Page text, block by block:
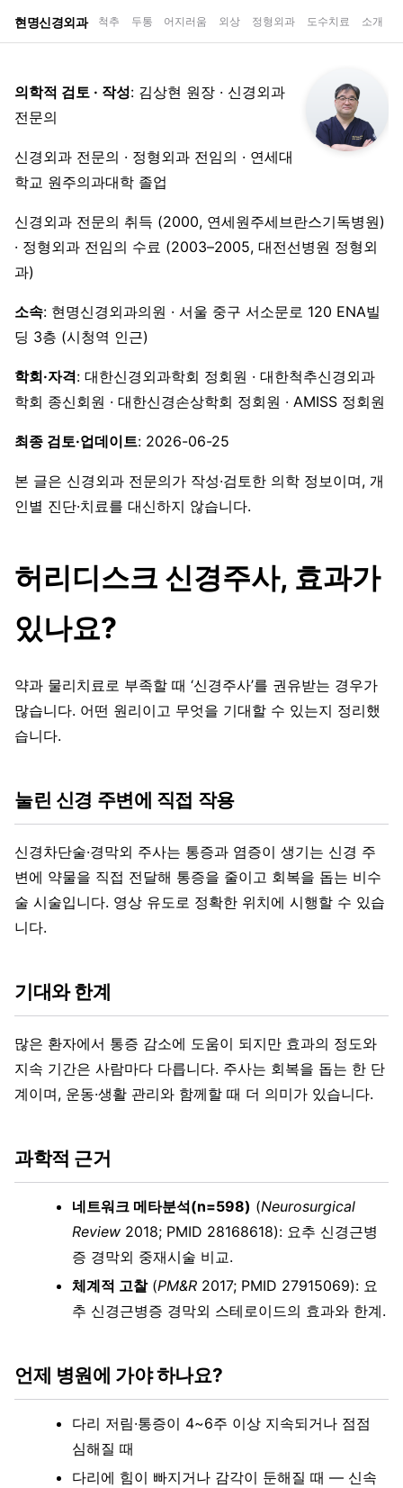
현명신경외과 척추 두통 어지러움 외상 정형외과 도수치료 소개
의학적 검토 · 작성: 김상현 원장 · 신경외과
전문의
신경외과 전문의 · 정형외과 전임의 · 연세대
학교 원주의과대학 졸업
신경외과 전문의 취득 (2000, 연세원주세브란스기독병원)
· 정형외과 전임의 수료 (2003–2005, 대전선병원 정형외
과)
소속: 현명신경외과의원 · 서울 중구 서소문로 120 ENA빌
딩 3층 (시청역 인근)
학회·자격: 대한신경외과학회 정회원 · 대한척추신경외과
학회 종신회원 · 대한신경손상학회 정회원 · AMISS 정회원
최종 검토·업데이트: 2026-06-25
본 글은 신경외과 전문의가 작성·검토한 의학 정보이며, 개
인별 진단·치료를 대신하지 않습니다.
허리디스크 신경주사, 효과가
있나요?
약과 물리치료로 부족할 때 ‘신경주사’를 권유받는 경우가
많습니다. 어떤 원리이고 무엇을 기대할 수 있는지 정리했
습니다.
눌린 신경 주변에 직접 작용
신경차단술·경막외 주사는 통증과 염증이 생기는 신경 주
변에 약물을 직접 전달해 통증을 줄이고 회복을 돕는 비수
술 시술입니다. 영상 유도로 정확한 위치에 시행할 수 있습
니다.
기대와 한계
많은 환자에서 통증 감소에 도움이 되지만 효과의 정도와
지속 기간은 사람마다 다릅니다. 주사는 회복을 돕는 한 단
계이며, 운동·생활 관리와 함께할 때 더 의미가 있습니다.
과학적 근거
네트워크 메타분석(n=598) (Neurosurgical
Review 2018; PMID 28168618): 요추 신경근병
증 경막외 중재시술 비교.
체계적 고찰(PM&R 2017; PMID 27915069): 요
추 신경근병증 경막외 스테로이드의 효과와 한계.
언제 병원에 가야 하나요?
다리 저림·통증이 4~6주 이상 지속되거나 점점
심해질 때
다리에 힘이 빠지거나 감각이 둔해질 때 — 신속